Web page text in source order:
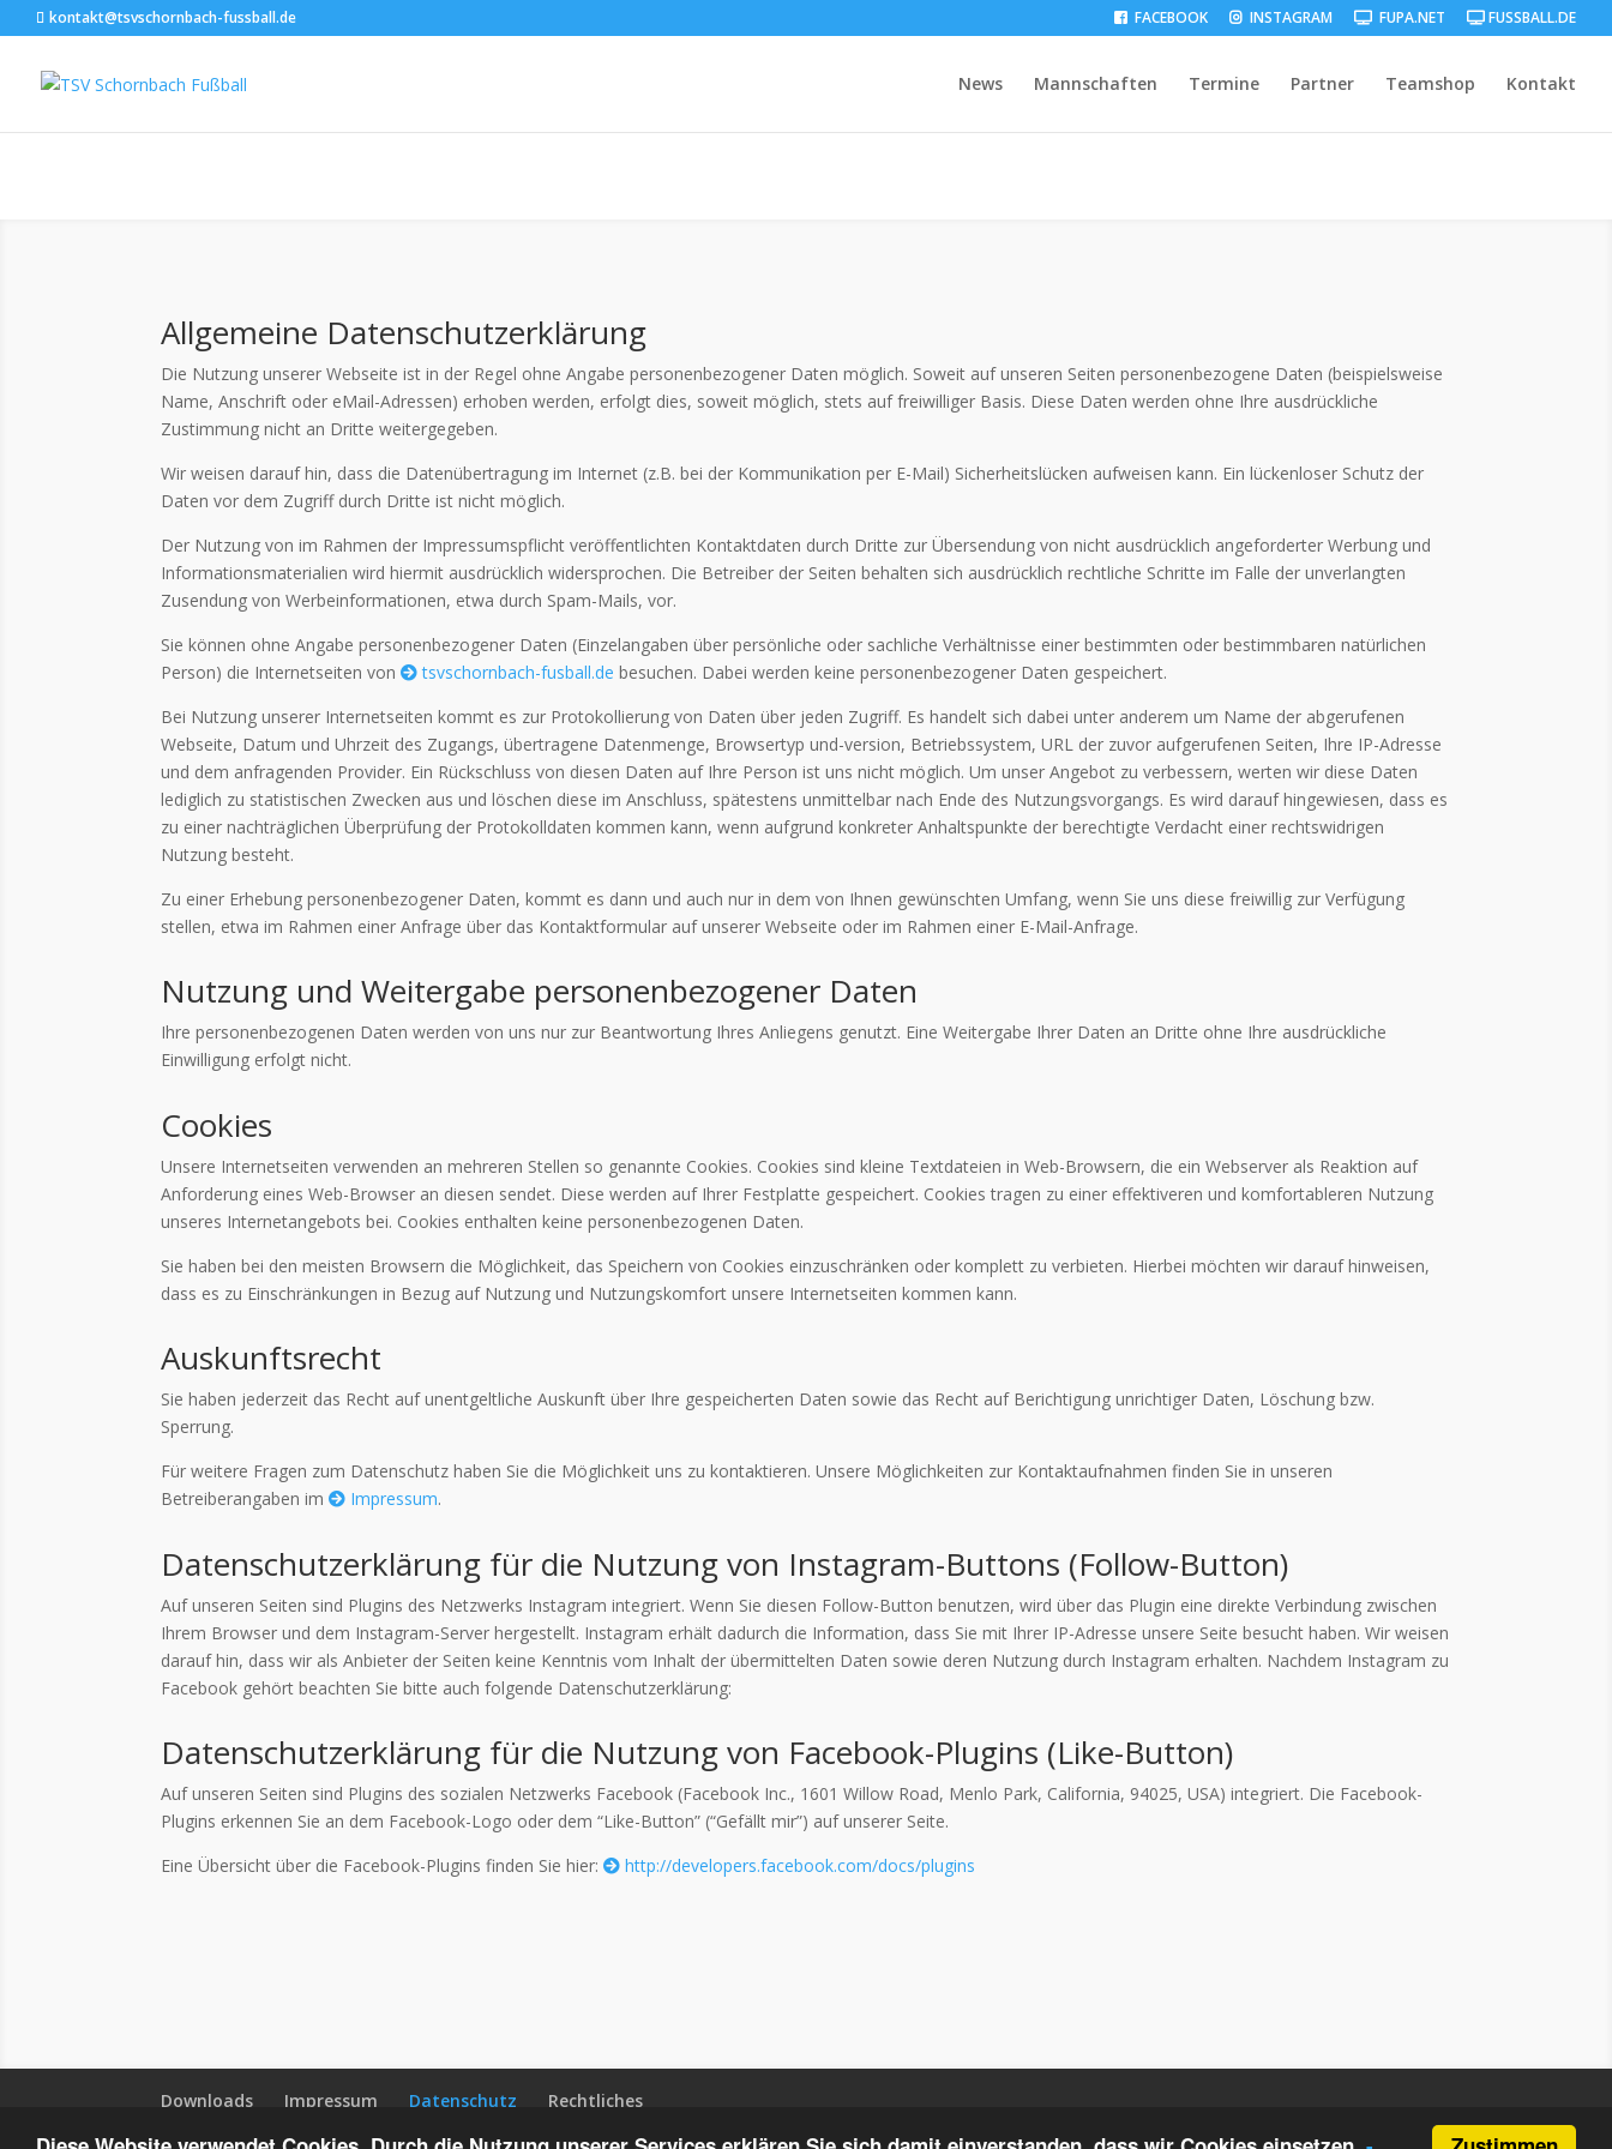
kontakt@tsvschornbach-fussball.de FACEBOOK INSTAGRAM FUPA.NET FUSSBALL.DE
News Mannschaften Termine Partner Teamshop Kontakt
Das Kleingedruckte
Informationen zum Datenschutz.
Allgemeine Datenschutzerklärung
Die Nutzung unserer Webseite ist in der Regel ohne Angabe personenbezogener Daten möglich. Soweit auf unseren Seiten personenbezogene Daten (beispielsweise
Name, Anschrift oder eMail-Adressen) erhoben werden, erfolgt dies, soweit möglich, stets auf freiwilliger Basis. Diese Daten werden ohne Ihre ausdrückliche
Zustimmung nicht an Dritte weitergegeben.
Wir weisen darauf hin, dass die Datenübertragung im Internet (z.B. bei der Kommunikation per E-Mail) Sicherheitslücken aufweisen kann. Ein lückenloser Schutz der
Daten vor dem Zugriff durch Dritte ist nicht möglich.
Der Nutzung von im Rahmen der Impressumspflicht veröffentlichten Kontaktdaten durch Dritte zur Übersendung von nicht ausdrücklich angeforderter Werbung und
Informationsmaterialien wird hiermit ausdrücklich widersprochen. Die Betreiber der Seiten behalten sich ausdrücklich rechtliche Schritte im Falle der unverlangten
Zusendung von Werbeinformationen, etwa durch Spam-Mails, vor.
Sie können ohne Angabe personenbezogener Daten (Einzelangaben über persönliche oder sachliche Verhältnisse einer bestimmten oder bestimmbaren natürlichen
Person) die Internetseiten von
tsvschornbach-fusball.de besuchen. Dabei werden keine personenbezogener Daten gespeichert.
Bei Nutzung unserer Internetseiten kommt es zur Protokollierung von Daten über jeden Zugriff. Es handelt sich dabei unter anderem um Name der abgerufenen
Webseite, Datum und Uhrzeit des Zugangs, übertragene Datenmenge, Browsertyp und-version, Betriebssystem, URL der zuvor aufgerufenen Seiten, Ihre IP-Adresse
und dem anfragenden Provider. Ein Rückschluss von diesen Daten auf Ihre Person ist uns nicht möglich. Um unser Angebot zu verbessern, werten wir diese Daten
lediglich zu statistischen Zwecken aus und löschen diese im Anschluss, spätestens unmittelbar nach Ende des Nutzungsvorgangs. Es wird darauf hingewiesen, dass es
zu einer nachträglichen Überprüfung der Protokolldaten kommen kann, wenn aufgrund konkreter Anhaltspunkte der berechtigte Verdacht einer rechtswidrigen
Nutzung besteht.
Zu einer Erhebung personenbezogener Daten, kommt es dann und auch nur in dem von Ihnen gewünschten Umfang, wenn Sie uns diese freiwillig zur Verfügung
stellen, etwa im Rahmen einer Anfrage über das Kontaktformular auf unserer Webseite oder im Rahmen einer E-Mail-Anfrage.
Nutzung und Weitergabe personenbezogener Daten
Ihre personenbezogenen Daten werden von uns nur zur Beantwortung Ihres Anliegens genutzt. Eine Weitergabe Ihrer Daten an Dritte ohne Ihre ausdrückliche
Einwilligung erfolgt nicht.
Cookies
Unsere Internetseiten verwenden an mehreren Stellen so genannte Cookies. Cookies sind kleine Textdateien in Web-Browsern, die ein Webserver als Reaktion auf
Anforderung eines Web-Browser an diesen sendet. Diese werden auf Ihrer Festplatte gespeichert. Cookies tragen zu einer effektiveren und komfortableren Nutzung
unseres Internetangebots bei. Cookies enthalten keine personenbezogenen Daten.
Sie haben bei den meisten Browsern die Möglichkeit, das Speichern von Cookies einzuschränken oder komplett zu verbieten. Hierbei möchten wir darauf hinweisen,
dass es zu Einschränkungen in Bezug auf Nutzung und Nutzungskomfort unsere Internetseiten kommen kann.
Auskunftsrecht
Sie haben jederzeit das Recht auf unentgeltliche Auskunft über Ihre gespeicherten Daten sowie das Recht auf Berichtigung unrichtiger Daten, Löschung bzw.
Sperrung.
Für weitere Fragen zum Datenschutz haben Sie die Möglichkeit uns zu kontaktieren. Unsere Möglichkeiten zur Kontaktaufnahmen finden Sie in unseren
Betreiberangaben im
Impressum.
Datenschutzerklärung für die Nutzung von Instagram-Buttons (Follow-Button)
Auf unseren Seiten sind Plugins des Netzwerks Instagram integriert. Wenn Sie diesen Follow-Button benutzen, wird über das Plugin eine direkte Verbindung zwischen
Ihrem Browser und dem Instagram-Server hergestellt. Instagram erhält dadurch die Information, dass Sie mit Ihrer IP-Adresse unsere Seite besucht haben. Wir weisen
darauf hin, dass wir als Anbieter der Seiten keine Kenntnis vom Inhalt der übermittelten Daten sowie deren Nutzung durch Instagram erhalten. Nachdem Instagram zu
Facebook gehört beachten Sie bitte auch folgende Datenschutzerklärung:
Datenschutzerklärung für die Nutzung von Facebook-Plugins (Like-Button)
Auf unseren Seiten sind Plugins des sozialen Netzwerks Facebook (Facebook Inc., 1601 Willow Road, Menlo Park, California, 94025, USA) integriert. Die Facebook-
Plugins erkennen Sie an dem Facebook-Logo oder dem “Like-Button” (“Gefällt mir”) auf unserer Seite.
Eine Übersicht über die Facebook-Plugins finden Sie hier:
http://developers.facebook.com/docs/plugins
Downloads Impressum Datenschutz Rechtliches